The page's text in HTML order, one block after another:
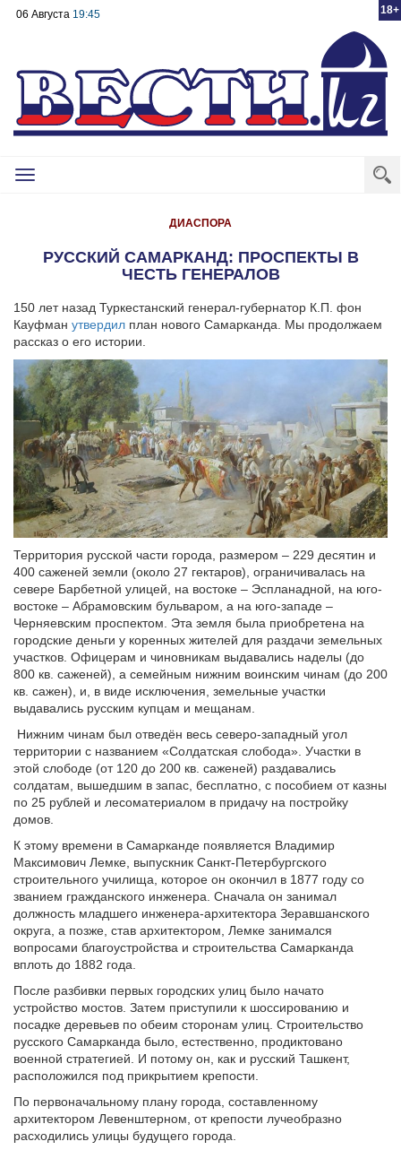
18+
06 Августа 19:45
Toggle
ДИАСПОРА
РУССКИЙ САМАРКАНД: ПРОСПЕКТЫ В
ЧЕСТЬ ГЕНЕРАЛОВ
150 лет назад Туркестанский генерал-губернатор К.П. фон
Кауфман утвердил план нового Самарканда. Мы продолжаем
рассказ о его истории.
Территория русской части города, размером – 229 десятин и
400 саженей земли (около 27 гектаров), ограничивалась на
севере Барбетной улицей, на востоке – Эспланадной, на юго-
востоке – Абрамовским бульваром, а на юго-западе –
Черняевским проспектом. Эта земля была приобретена на
городские деньги у коренных жителей для раздачи земельных
участков. Офицерам и чиновникам выдавались наделы (до
800 кв. саженей), а семейным нижним воинским чинам (до 200
кв. сажен), и, в виде исключения, земельные участки
выдавались русским купцам и мещанам.
Нижним чинам был отведён весь северо-западный угол
территории с названием «Солдатская слобода». Участки в
этой слободе (от 120 до 200 кв. саженей) раздавались
солдатам, вышедшим в запас, бесплатно, с пособием от казны
по 25 рублей и лесоматериалом в придачу на постройку
домов.
К этому времени в Самарканде появляется Владимир
Максимович Лемке, выпускник Санкт-Петербургского
строительного училища, которое он окончил в 1877 году со
званием гражданского инженера. Сначала он занимал
должность младшего инженера-архитектора Зеравшанского
округа, а позже, став архитектором, Лемке занимался
вопросами благоустройства и строительства Самарканда
вплоть до 1882 года.
После разбивки первых городских улиц было начато
устройство мостов. Затем приступили к шоссированию и
посадке деревьев по обеим сторонам улиц. Строительство
русского Самарканда было, естественно, продиктовано
военной стратегией. И потому он, как и русский Ташкент,
расположился под прикрытием крепости.
По первоначальному плану города, составленному
архитектором Левенштерном, от крепости лучеобразно
расходились улицы будущего города.